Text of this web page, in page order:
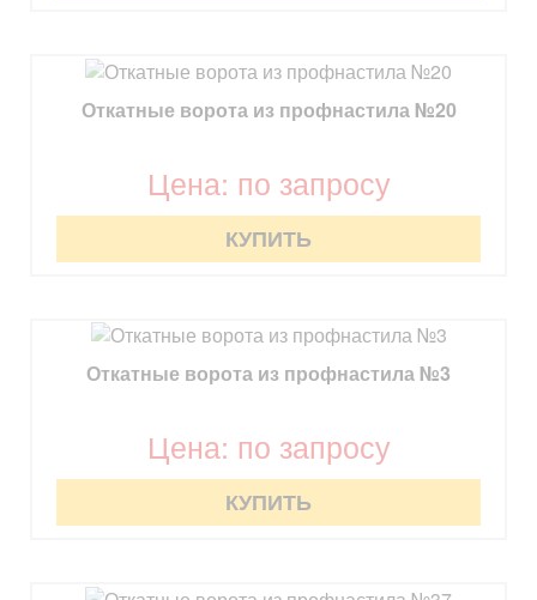
Откатные ворота из профнастила №20
Цена: по запросу
КУПИТЬ
Откатные ворота из профнастила №3
Цена: по запросу
КУПИТЬ